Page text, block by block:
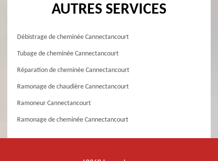
AUTRES SERVICES
Débistrage de cheminée Cannectancourt
Tubage de cheminée Cannectancourt
Réparation de cheminée Cannectancourt
Ramonage de chaudière Cannectancourt
Ramoneur Cannectancourt
Ramonage de cheminée Cannectancourt